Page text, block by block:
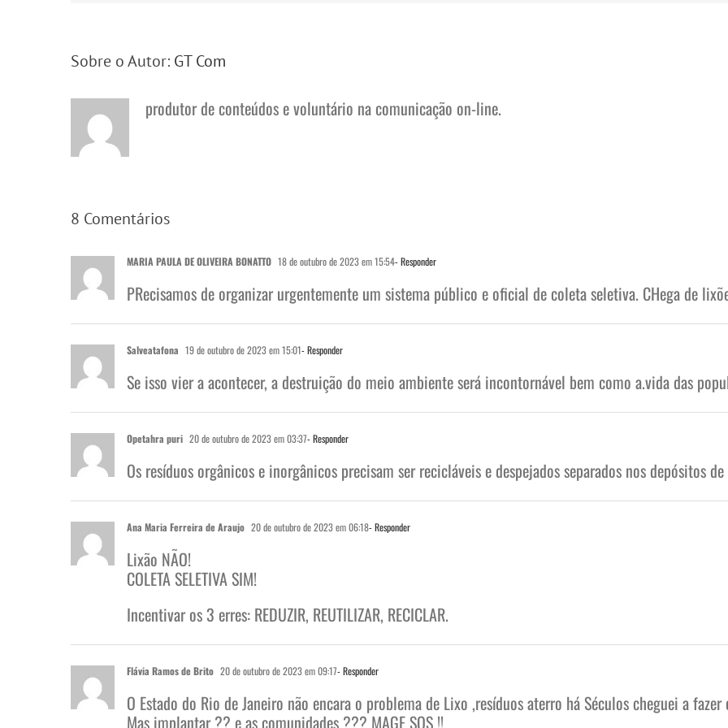
Sobre o Autor: GT Com
produtor de conteúdos e voluntário na comunicação on-line.
8 Comentários
MARIA PAULA DE OLIVEIRA BONATTO 18 de outubro de 2023 em 15:54- Responder
PRecisamos de organizar urgentemente um sistema público e oficial de coleta seletiva. CHega de
Salveatafona 19 de outubro de 2023 em 15:01- Responder
Se isso vier a acontecer, a destruição do meio ambiente será incontornável bem como a.vida das
Opetahra puri 20 de outubro de 2023 em 03:37- Responder
Os resíduos orgânicos e inorgânicos precisam ser recicláveis e despejados separados nos depósitos
Ana Maria Ferreira de Araujo 20 de outubro de 2023 em 06:18- Responder
Lixão NÃO!
COLETA SELETIVA SIM!
Incentivar os 3 erres: REDUZIR, REUTILIZAR, RECICLAR.
Flávia Ramos de Brito 20 de outubro de 2023 em 09:17- Responder
O Estado do Rio de Janeiro não encara o problema de Lixo ,resíduos aterro há Séculos cheguei a
Mas implantar ?? e as comunidades ??? MAGE SOS !!